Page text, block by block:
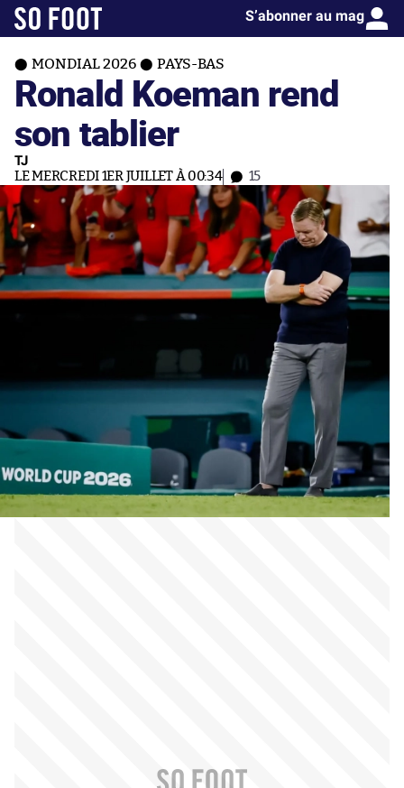
S’abonner au mag
MONDIAL 2026 PAYS-BAS
Ronald Koeman rend
son tablier
TJ
LE MERCREDI 1ER JUILLET À 00:34 15